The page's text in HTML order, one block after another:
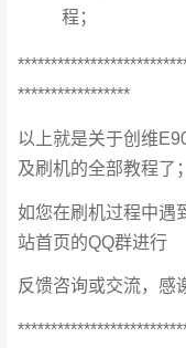
程；
*****************
以上就是关于创维
及刷机的全部教程了；
如您在刷机过程中遇
站首页的QQ群进行
反馈咨询或交流，感